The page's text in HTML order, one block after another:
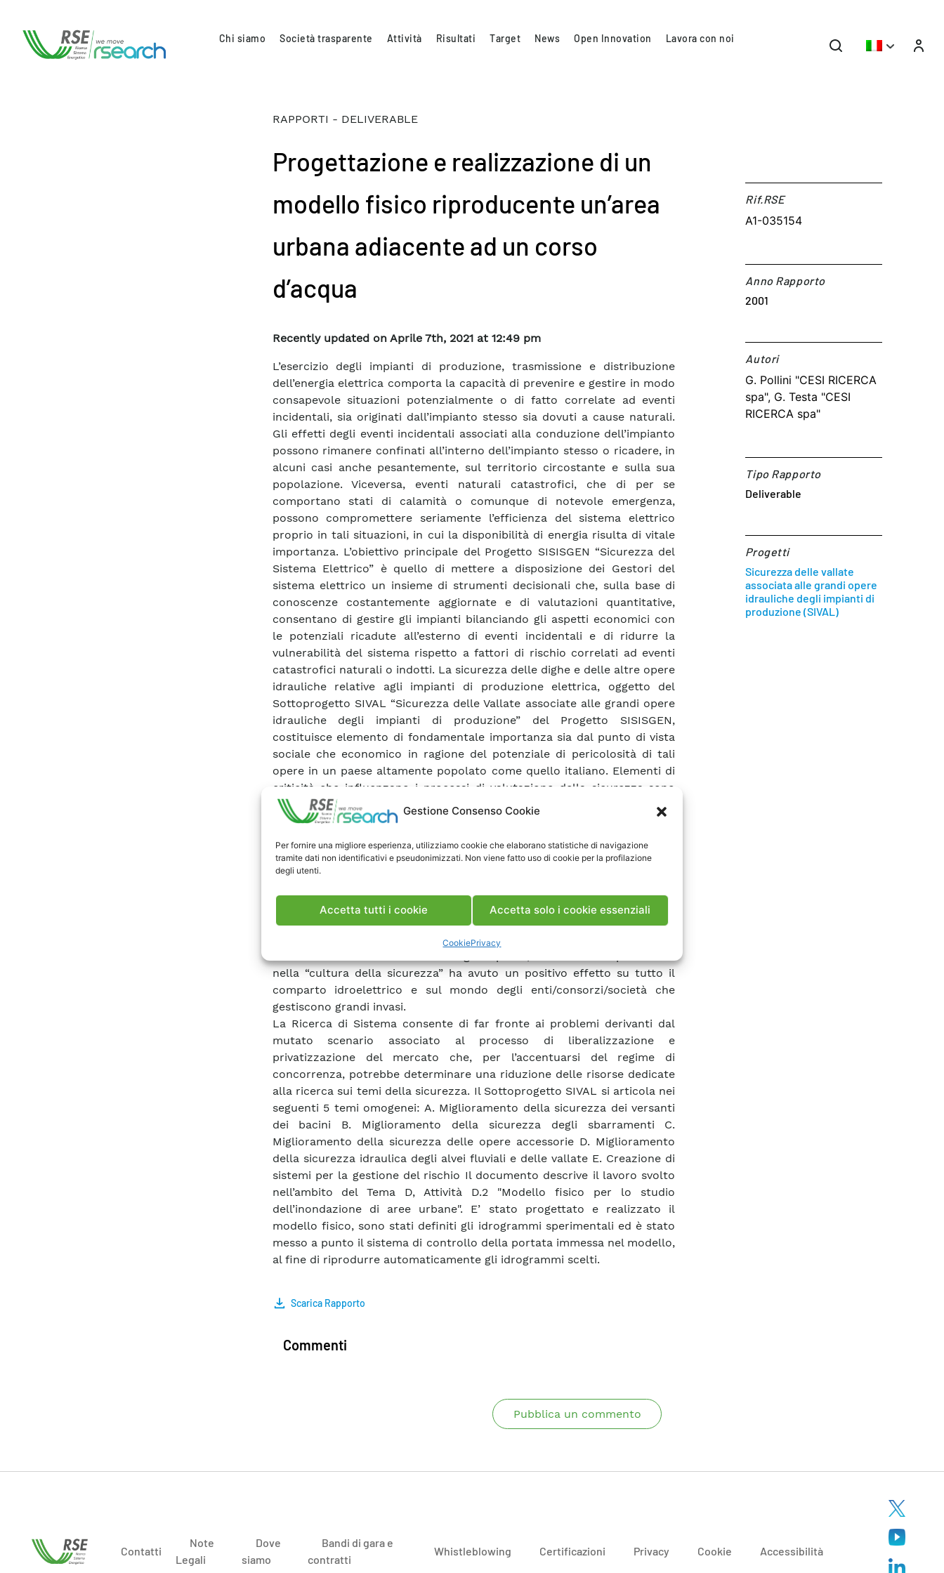
Gestione Consenso Cookie
Per fornire una migliore esperienza, utilizziamo cookie che elaborano statistiche di navigazione
tramite dati non identificativi e pseudonimizzati. Non viene fatto uso di cookie per la profilazione
degli utenti.
Accetta tutti i cookie Accetta solo i cookie essenziali
CookiePrivacy
Chi siamo Società trasparente Attività Risultati Target News Open Innovation Lavora con noi
RAPPORTI - DELIVERABLE
Progettazione e realizzazione di un
modello fisico riproducente un’area
urbana adiacente ad un corso
d’acqua
Recently updated on Aprile 7th, 2021 at 12:49 pm
L’esercizio degli impianti di produzione, trasmissione e distribuzione
dell’energia elettrica comporta la capacità di prevenire e gestire in modo
consapevole situazioni potenzialmente o di fatto correlate ad eventi
incidentali, sia originati dall’impianto stesso sia dovuti a cause naturali.
Gli effetti degli eventi incidentali associati alla conduzione dell’impianto
possono rimanere confinati all’interno dell’impianto stesso o ricadere, in
alcuni casi anche pesantemente, sul territorio circostante e sulla sua
popolazione. Viceversa, eventi naturali catastrofici, che di per se
comportano stati di calamità o comunque di notevole emergenza,
possono compromettere seriamente l’efficienza del sistema elettrico
proprio in tali situazioni, in cui la disponibilità di energia risulta di vitale
importanza. L’obiettivo principale del Progetto SISISGEN “Sicurezza del
Sistema Elettrico” è quello di mettere a disposizione dei Gestori del
sistema elettrico un insieme di strumenti decisionali che, sulla base di
conoscenze costantemente aggiornate e di valutazioni quantitative,
consentano di gestire gli impianti bilanciando gli aspetti economici con
le potenziali ricadute all’esterno di eventi incidentali e di ridurre la
vulnerabilità del sistema rispetto a fattori di rischio correlati ad eventi
catastrofici naturali o indotti. La sicurezza delle dighe e delle altre opere
idrauliche relative agli impianti di produzione elettrica, oggetto del
Sottoprogetto SIVAL “Sicurezza delle Vallate associate alle grandi opere
idrauliche degli impianti di produzione” del Progetto SISISGEN,
costituisce elemento di fondamentale importanza sia dal punto di vista
sociale che economico in ragione del potenziale di pericolosità di tali
opere in un paese altamente popolato come quello italiano. Elementi di
criticità che influenzano i processi di valutazione della sicurezza sono
legati all’età media delle dighe (circa 50 anni), agli elevati livelli di
sismicità di estese aree del territorio nazionale, alla alta vulnerabilità
Ente nazionale dell’energia elettrica che ha gestito per circa 30 anni il
sistema di produzione, trasmissione e distribuzione di elettricità ha
standard di sicurezza delle opere idrauliche, una condizione
particolarmente favorevole per le seguenti ragioni: − il regime di
monopolio elettrico ha consentito di destinare risorse significative al
nella “cultura della sicurezza” ha avuto un positivo effetto su tutto il
comparto idroelettrico e sul mondo degli enti/consorzi/società che
gestiscono grandi invasi.
La Ricerca di Sistema consente di far fronte ai problemi derivanti dal
mutato scenario associato al processo di liberalizzazione e
privatizzazione del mercato che, per l’accentuarsi del regime di
concorrenza, potrebbe determinare una riduzione delle risorse dedicate
alla ricerca sui temi della sicurezza. Il Sottoprogetto SIVAL si articola nei
seguenti 5 temi omogenei: A. Miglioramento della sicurezza dei versanti
dei bacini B. Miglioramento della sicurezza degli sbarramenti C.
Miglioramento della sicurezza delle opere accessorie D. Miglioramento
della sicurezza idraulica degli alvei fluviali e delle vallate E. Creazione di
sistemi per la gestione del rischio Il documento descrive il lavoro svolto
nell’ambito del Tema D, Attività D.2 "Modello fisico per lo studio
dell’inondazione di aree urbane". E’ stato progettato e realizzato il
modello fisico, sono stati definiti gli idrogrammi sperimentali ed è stato
messo a punto il sistema di controllo della portata immessa nel modello,
al fine di riprodurre automaticamente gli idrogrammi scelti.
Scarica Rapporto
Rif.RSE​
A1-035154
Anno Rapporto
2001
Autori​
G. Pollini "CESI RICERCA
spa", G. Testa "CESI
RICERCA spa"
Tipo Rapporto
Deliverable
Progetti
Sicurezza delle vallate
associata alle grandi opere
idrauliche degli impianti di
produzione (SIVAL)
Commenti
Pubblica un commento
Contatti
Note
Legali
Dove
siamo
Bandi di gara e
contratti
Whistleblowing Certificazioni Privacy Cookie Accessibilità